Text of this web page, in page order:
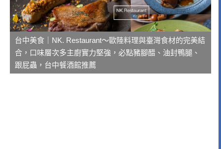
台中美食｜NK. Restaurant～歐陸料理與臺灣食材的完美結
合，口味層次多主廚實力堅強，必點豬腳醋、油封鴨腿、
跟屁蟲，台中餐酒館推薦